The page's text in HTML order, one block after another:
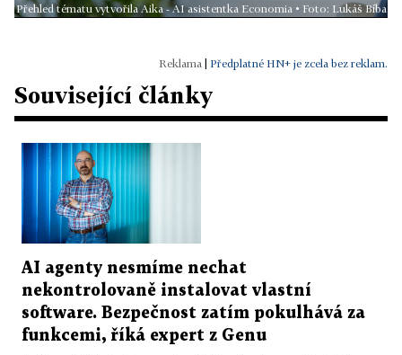
Přehled tématu vytvořila Aika - AI asistentka Economia • Foto: Lukáš Bíba
| Předplatné HN+ je zcela bez reklam.
Související články
AI agenty nesmíme nechat
nekontrolovaně instalovat vlastní
software. Bezpečnost zatím pokulhává za
funkcemi, říká expert z Genu